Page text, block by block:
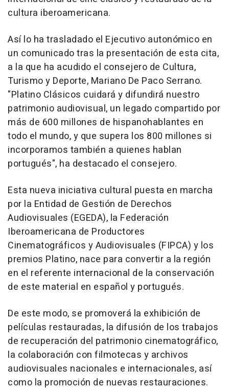
cultura iberoamericana.
Así lo ha trasladado el Ejecutivo autonómico en
un comunicado tras la presentación de esta cita,
a la que ha acudido el consejero de Cultura,
Turismo y Deporte, Mariano De Paco Serrano.
"Platino Clásicos cuidará y difundirá nuestro
patrimonio audiovisual, un legado compartido por
más de 600 millones de hispanohablantes en
todo el mundo, y que supera los 800 millones si
incorporamos también a quienes hablan
portugués", ha destacado el consejero.
Esta nueva iniciativa cultural puesta en marcha
por la Entidad de Gestión de Derechos
Audiovisuales (EGEDA), la Federación
Iberoamericana de Productores
Cinematográficos y Audiovisuales (FIPCA) y los
premios Platino, nace para convertir a la región
en el referente internacional de la conservación
de este material en español y portugués.
De este modo, se promoverá la exhibición de
películas restauradas, la difusión de los trabajos
de recuperación del patrimonio cinematográfico,
la colaboración con filmotecas y archivos
audiovisuales nacionales e internacionales, así
como la promoción de nuevas restauraciones.